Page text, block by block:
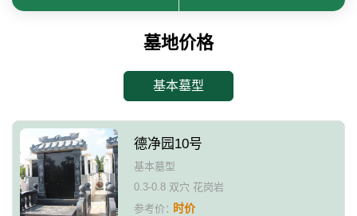
墓地价格
基本墓型
德净园10号
基本墓型
0.3-0.8 双穴 花岗岩
参考价：时价